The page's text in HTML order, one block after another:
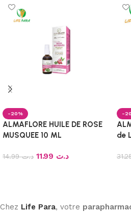
-20%
ALMAFLORE HUILE DE ROSE
MUSQUEE 10 ML
د.ت14.99 د.ت
-
de
Chez Life Para, votre